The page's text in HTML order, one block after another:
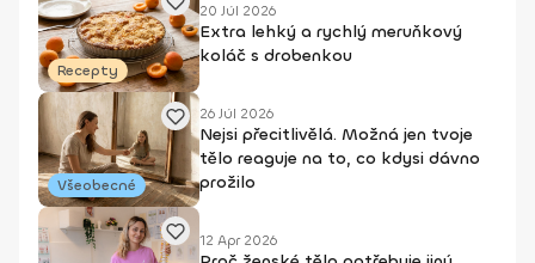
Recepty
20 Júl 2026
Extra lehký a rychlý meruňkový
koláč s drobenkou
Všeobecné
26 Júl 2026
Nejsi přecitlivělá. Možná jen tvoje
tělo reaguje na to, co kdysi dávno
prožilo
12 Apr 2026